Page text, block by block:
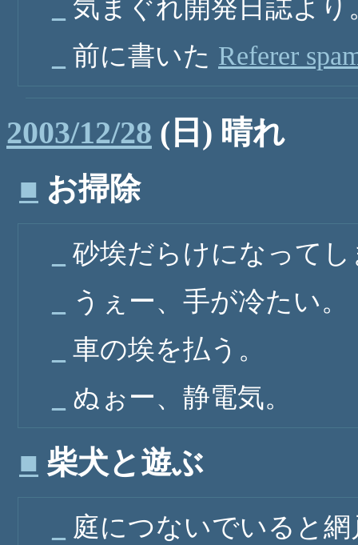
気まぐれ開発日誌より
前に書いた Referer
2003/12/28 (日) 晴れ
■ お掃除
砂埃だらけになって
うぇー、手が冷たい。
車の埃を払う。
ぬぉー、静電気。
■ 柴犬と遊ぶ
庭につないでいると